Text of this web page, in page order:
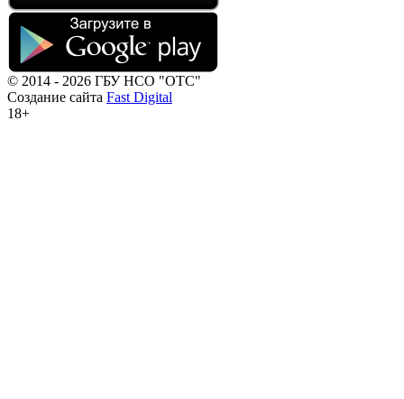
© 2014 - 2026 ГБУ НСО "ОТС"
Создание сайта Fast Digital
18+